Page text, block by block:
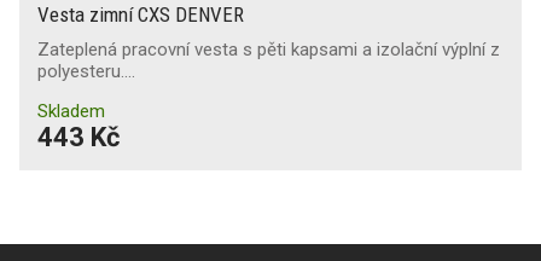
Vesta zimní CXS DENVER
Zateplená pracovní vesta s pěti kapsami a izolační výplní z
polyesteru.…
Skladem
443 Kč